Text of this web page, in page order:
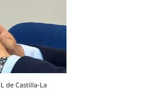
de Castilla-La